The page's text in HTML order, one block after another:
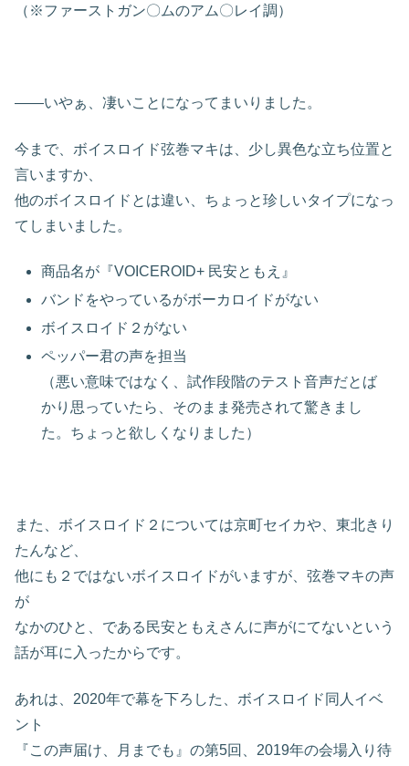
（※ファーストガン〇ムのアム〇レイ調）
――いやぁ、凄いことになってまいりました。
今まで、ボイスロイド弦巻マキは、少し異色な立ち位置と
言いますか、
他のボイスロイドとは違い、ちょっと珍しいタイプになっ
てしまいました。
商品名が『VOICEROID+ 民安ともえ』
バンドをやっているがボーカロイドがない
ボイスロイド２がない
ペッパー君の声を担当
（悪い意味ではなく、試作段階のテスト音声だとば
かり思っていたら、そのまま発売されて驚きまし
た。ちょっと欲しくなりました）
また、ボイスロイド２については京町セイカや、東北きり
たんなど、
他にも２ではないボイスロイドがいますが、弦巻マキの声
が
なかのひと、である民安ともえさんに声がにてないという
話が耳に入ったからです。
あれは、2020年で幕を下ろした、ボイスロイド同人イベ
ント
『この声届け、月までも』の第5回、2019年の会場入り待